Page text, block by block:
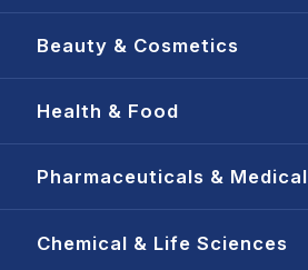
Beauty & Cosmetics
Health & Food
Pharmaceuticals & Medical
Chemical & Life Sciences